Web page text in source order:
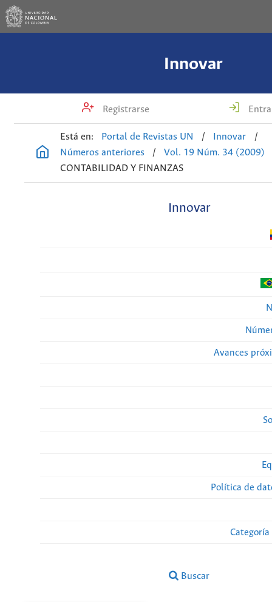
Innovar
Registrarse
Está en: Portal de Revistas UN / Innovar
/
Números anteriores
/
Vol. 19 Núm. 34 (2009)
CONTABILIDAD Y FINANZAS
Innovar
Avances
Política de
Buscar